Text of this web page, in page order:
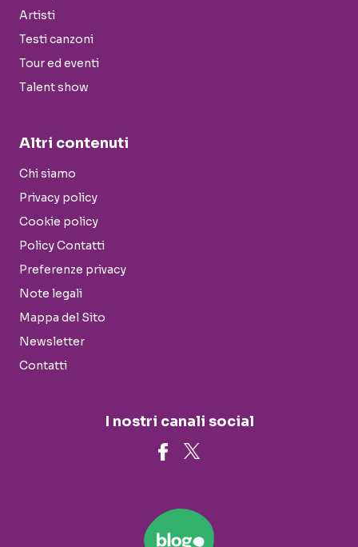
Artisti
Testi canzoni
Tour ed eventi
Talent show
Altri contenuti
Chi siamo
Privacy policy
Cookie policy
Policy Contatti
Preferenze privacy
Note legali
Mappa del Sito
Newsletter
Contatti
I nostri canali social